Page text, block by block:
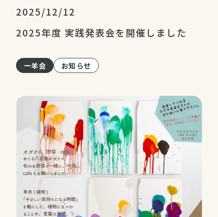
2025/12/12
2025年度 実践発表会を開催しました
一羊会 お知らせ